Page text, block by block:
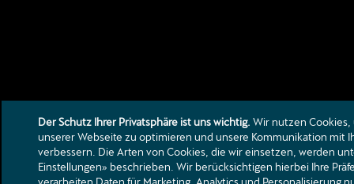
Der Schutz Ihrer Privatsphäre ist uns wichtig. Wir nutzen Cookies,
unserer Webseite zu optimieren und unsere Kommunikation mit
verbessern. Die Arten von Cookies, die wir einsetzen, werden
Einstellungen» beschrieben. Wir berücksichtigen hierbei Ihre